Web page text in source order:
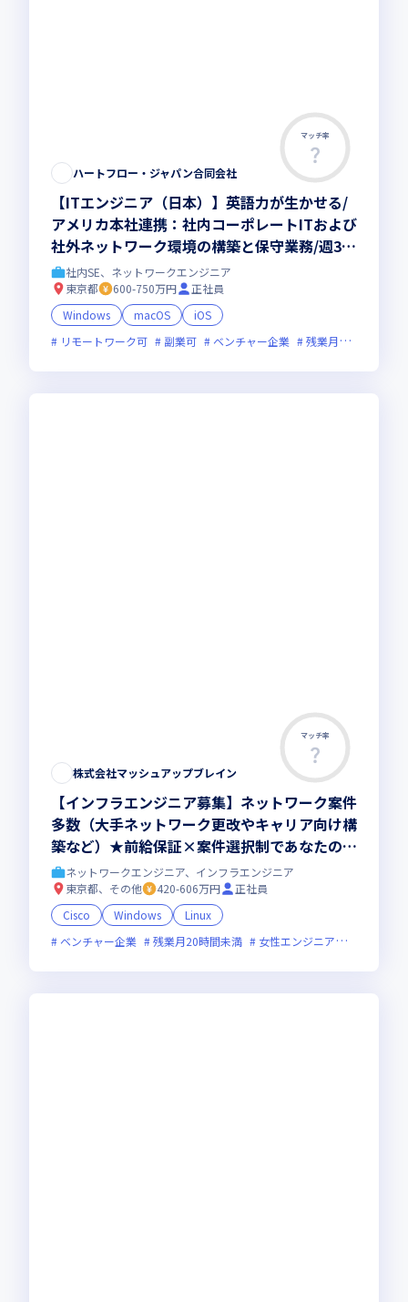
マッチ率
ハートフロー・ジャパン合同会社
【ITエンジニア（日本）】英語力が生かせる/
アメリカ本社連携：社内コーポレートITおよび
社外ネットワーク環境の構築と保守業務/週3回
出勤＋リモートベースの柔軟な働き方/副業可
社内SE、ネットワークエンジニア
東京都
600-750万円
正社員
Windows
macOS
iOS
リモートワーク可
副業可 ベンチャー企業 残業月20時間未満
マッチ率
株式会社マッシュアップブレイン
【インフラエンジニア募集】ネットワーク案件
多数（大手ネットワーク更改やキャリア向け構
築など）★前給保証×案件選択制であなたの
「やりたい」を実現！年休130日・残業月10.5
h以下の圧倒的な働きやすさ◎
ネットワークエンジニア、インフラエンジニア
東京都、その他
420-606万円
正社員
Cisco
Windows
Linux
ベンチャー企業
残業月20時間未満 女性エンジニアが活躍中